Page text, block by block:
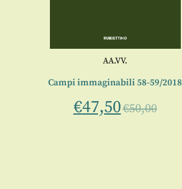
AA.VV.
Campi immaginabili 58-59/2018
€47,50€50,00